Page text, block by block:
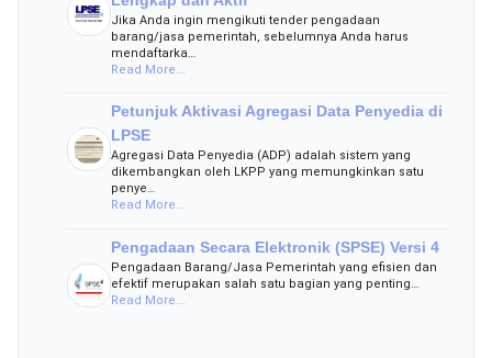
Jika Anda ingin mengikuti tender pengadaan
barang/jasa pemerintah, sebelumnya Anda harus
mendaftarka…
Read More...
Petunjuk Aktivasi Agregasi Data Penyedia di
LPSE
Agregasi Data Penyedia (ADP) adalah sistem yang
dikembangkan oleh LKPP yang memungkinkan satu
penye…
Read More...
Pengadaan Secara Elektronik (SPSE) Versi 4
Pengadaan Barang/Jasa Pemerintah yang efisien dan
efektif merupakan salah satu bagian yang penting…
Read More...